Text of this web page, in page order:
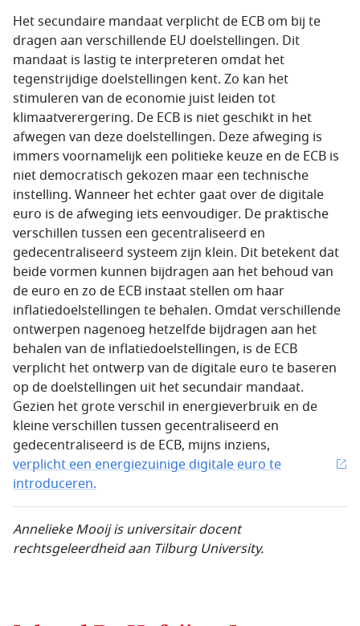
Het secundaire mandaat verplicht de ECB om bij te
dragen aan verschillende EU doelstellingen. Dit
mandaat is lastig te interpreteren omdat het
tegenstrijdige doelstellingen kent. Zo kan het
stimuleren van de economie juist leiden tot
klimaatverergering. De ECB is niet geschikt in het
afwegen van deze doelstellingen. Deze afweging is
immers voornamelijk een politieke keuze en de ECB is
niet democratisch gekozen maar een technische
instelling. Wanneer het echter gaat over de digitale
euro is de afweging iets eenvoudiger. De praktische
verschillen tussen een gecentraliseerd en
gedecentraliseerd systeem zijn klein. Dit betekent dat
beide vormen kunnen bijdragen aan het behoud van
de euro en zo de ECB instaat stellen om haar
inflatiedoelstellingen te behalen. Omdat verschillende
ontwerpen nagenoeg hetzelfde bijdragen aan het
behalen van de inflatiedoelstellingen, is de ECB
verplicht het ontwerp van de digitale euro te baseren
op de doelstellingen uit het secundair mandaat.
Gezien het grote verschil in energieverbruik en de
kleine verschillen tussen gecentraliseerd en
gedecentraliseerd is de ECB, mijns inziens,
verplicht een energiezuinige digitale euro te
introduceren.
Annelieke Mooij is universitair docent
rechtsgeleerdheid aan Tilburg University.